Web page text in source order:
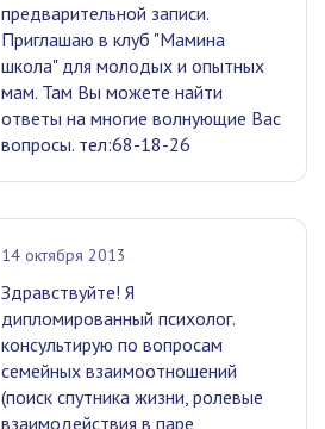
предварительной записи.
Приглашаю в клуб "Мамина
школа" для молодых и опытных
мам. Там Вы можете найти
ответы на многие волнующие Вас
вопросы. тел:68-18-26
14 октября 2013
Здравствуйте! Я
дипломированный психолог.
консультирую по вопросам
семейных взаимоотношений
(поиск спутника жизни, ролевые
взаимодействия в паре,